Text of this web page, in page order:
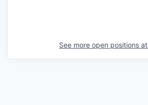
See more open positions at